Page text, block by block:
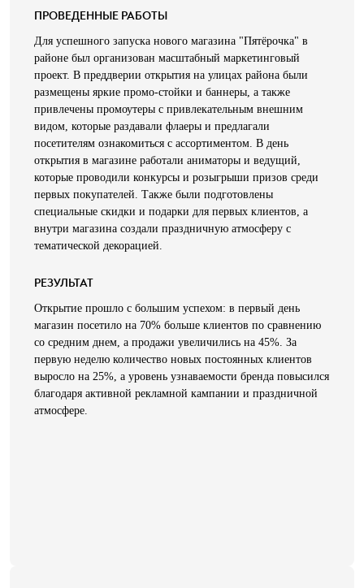
ПРОВЕДЕННЫЕ РАБОТЫ
Для успешного запуска нового магазина "Пятёрочка" в
районе был организован масштабный маркетинговый
проект. В преддверии открытия на улицах района были
размещены яркие промо-стойки и баннеры, а также
привлечены промоутеры с привлекательным внешним
видом, которые раздавали флаеры и предлагали
посетителям ознакомиться с ассортиментом. В день
открытия в магазине работали аниматоры и ведущий,
которые проводили конкурсы и розыгрыши призов среди
первых покупателей. Также были подготовлены
специальные скидки и подарки для первых клиентов, а
внутри магазина создали праздничную атмосферу с
тематической декорацией.
РЕЗУЛЬТАТ
Открытие прошло с большим успехом: в первый день
магазин посетило на 70% больше клиентов по сравнению
со средним днем, а продажи увеличились на 45%. За
первую неделю количество новых постоянных клиентов
выросло на 25%, а уровень узнаваемости бренда повысился
благодаря активной рекламной кампании и праздничной
атмосфере.